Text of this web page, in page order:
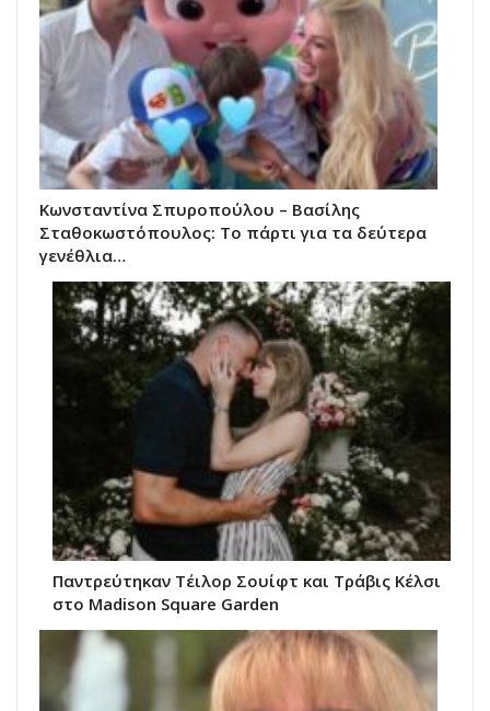
Κωνσταντίνα Σπυροπούλου – Βασίλης
Σταθοκωστόπουλος: Το πάρτι για τα δεύτερα
γενέθλια…
Παντρεύτηκαν Τέιλορ Σουίφτ και Τράβις Κέλσι
στο Madison Square Garden